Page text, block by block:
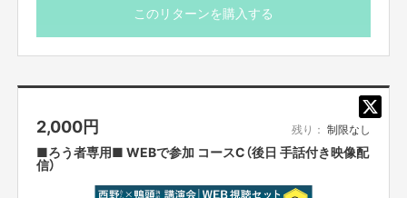
日時 10月25日（日）14：00～16：00
を使ってお知らせします。講演会開始3時間前までにはお
知らせしますので、メッセージのご確認をお願いします。
■他の方に限定リンクを共有されることは禁止です。
このリターンを購入する
2,000円 残り： 制限なし
■ろう者専用■ WEBで参加 コースC（後日 手話付き映像配
信）